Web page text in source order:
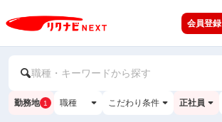
会員登録
職種・キーワードから探す
勤務地 1 職種 こだわり条件 正社員